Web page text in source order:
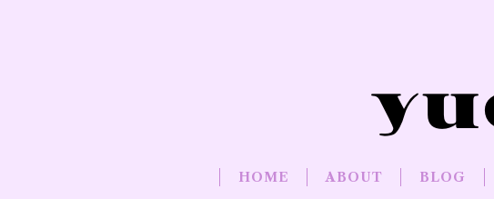
HOME ABOUT BLOG